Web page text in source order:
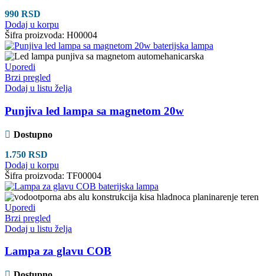
990 RSD
Dodaj u korpu
Šifra proizvoda: H00004
Uporedi
Brzi pregled
Dodaj u listu želja
Punjiva led lampa sa magnetom 20w
Dostupno
1.750 RSD
Dodaj u korpu
Šifra proizvoda: TF00004
Uporedi
Brzi pregled
Dodaj u listu želja
Lampa za glavu COB